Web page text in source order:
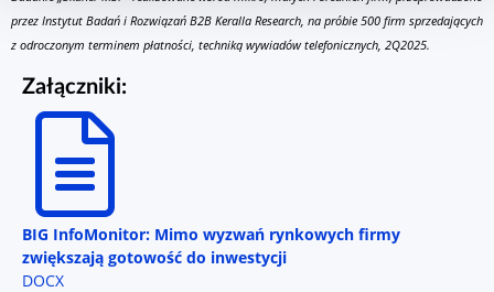
przez Instytut Badań i Rozwiązań B2B Keralla Research, na próbie 500 firm sprzedających
z odroczonym terminem płatności, techniką wywiadów telefonicznych, 2Q2025.
Załączniki:
BIG InfoMonitor: Mimo wyzwań rynkowych firmy
zwiększają gotowość do inwestycji
DOCX